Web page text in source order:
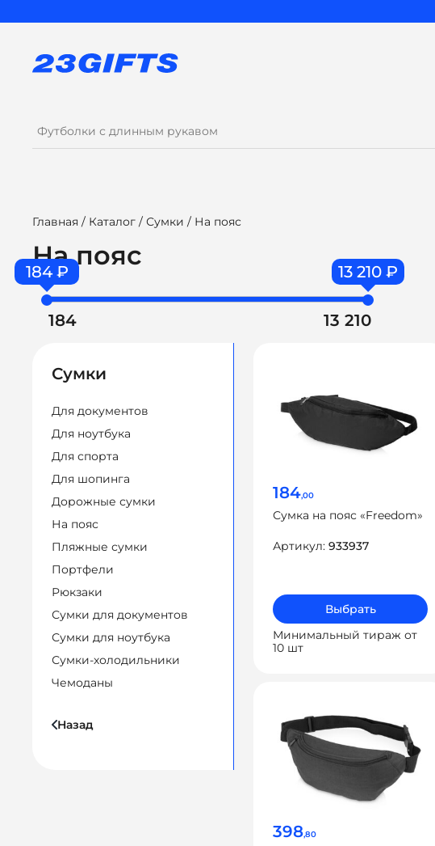
Главная / Каталог / Сумки / На пояс
На пояс
184 ₽ 13 210 ₽
184 13 210
Сумки
Для документов
Для ноутбука
Для спорта
Для шопинга
Дорожные сумки
На пояс
Пляжные сумки
Портфели
Рюкзаки
Сумки для документов
Сумки для ноутбука
Сумки-холодильники
Чемоданы
Назад
184,00
Сумка на пояс «Freedom»
Артикул: 933937
Выбрать
Минимальный тираж от
10 шт
398,80